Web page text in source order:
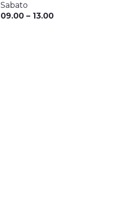
Sabato
09.00 – 13.00